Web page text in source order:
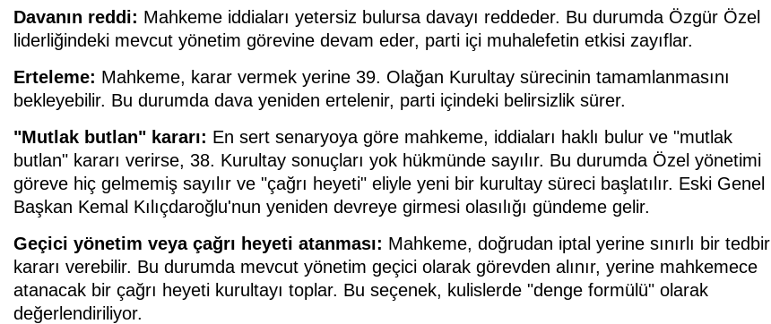
Davanın reddi: Mahkeme iddiaları yetersiz bulursa davayı reddeder. Bu durumda Özgür Özel
liderliğindeki mevcut yönetim görevine devam eder, parti içi muhalefetin etkisi zayıflar.
Erteleme: Mahkeme, karar vermek yerine 39. Olağan Kurultay sürecinin tamamlanmasını
bekleyebilir. Bu durumda dava yeniden ertelenir, parti içindeki belirsizlik sürer.
"Mutlak butlan" kararı: En sert senaryoya göre mahkeme, iddiaları haklı bulur ve "mutlak
butlan" kararı verirse, 38. Kurultay sonuçları yok hükmünde sayılır. Bu durumda Özel yönetimi
göreve hiç gelmemiş sayılır ve "çağrı heyeti" eliyle yeni bir kurultay süreci başlatılır. Eski Genel
Başkan Kemal Kılıçdaroğlu'nun yeniden devreye girmesi olasılığı gündeme gelir.
Geçici yönetim veya çağrı heyeti atanması: Mahkeme, doğrudan iptal yerine sınırlı bir tedbir
kararı verebilir. Bu durumda mevcut yönetim geçici olarak görevden alınır, yerine mahkemece
atanacak bir çağrı heyeti kurultayı toplar. Bu seçenek, kulislerde "denge formülü" olarak
değerlendiriliyor.